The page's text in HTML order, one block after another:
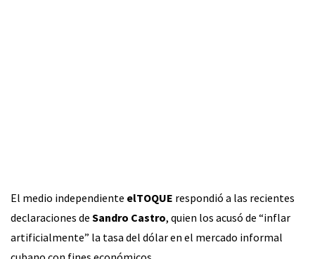
El medio independiente elTOQUE respondió a las recientes
declaraciones de Sandro Castro, quien los acusó de “inflar
artificialmente” la tasa del dólar en el mercado informal